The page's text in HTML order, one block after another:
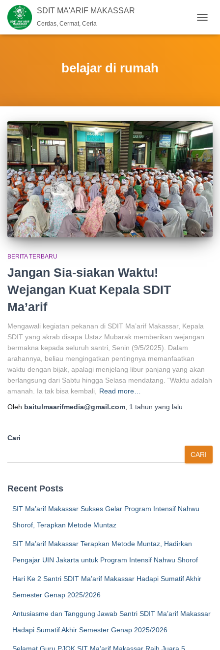
SDIT MA'ARIF MAKASSAR
Cerdas, Cermat, Ceria
belajar di rumah
BERITA TERBARU
Jangan Sia-siakan Waktu!
Wejangan Kuat Kepala SDIT
Ma’arif
Mengawali kegiatan pekanan di SDIT Ma’arif Makassar, Kepala
SDIT yang akrab disapa Ustaz Mubarak memberikan wejangan
bermakna kepada seluruh santri, Senin (9/5/2025). Dalam
arahannya, beliau mengingatkan pentingnya memanfaatkan
waktu dengan bijak, apalagi menjelang libur panjang yang akan
berlangsung dari Sabtu hingga Selasa mendatang. “Waktu adalah
amanah. Ia tak bisa kembali,
Read more…
Oleh baitulmaarifmedia@gmail.com 1 tahun yang lalu
Cari
CARI
Recent Posts
SIT Ma’arif Makassar Sukses Gelar Program Intensif Nahwu
Shorof, Terapkan Metode Muntaz
SIT Ma’arif Makassar Terapkan Metode Muntaz, Hadirkan
Pengajar UIN Jakarta untuk Program Intensif Nahwu Shorof
Hari Ke 2 Santri SDIT Ma’arif Makassar Hadapi Sumatif Akhir
Semester Genap 2025/2026
Antusiasme dan Tanggung Jawab Santri SDIT Ma’arif Makassar
Hadapi Sumatif Akhir Semester Genap 2025/2026
Selamat Guru PJOK SIT Ma’arif Makassar Raih Juara 5